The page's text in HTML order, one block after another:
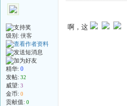
级别: 侠客
精华: 0
发帖: 32
威望: 3
金币: 0
贡献值: 0
啊，这